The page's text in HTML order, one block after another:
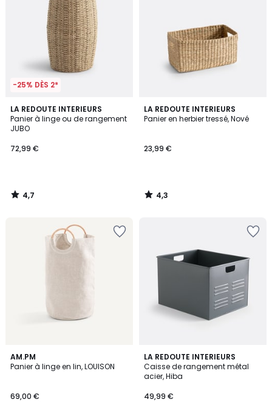
-25% DÈS 2*
LA REDOUTE INTERIEURS
Panier à linge ou de rangement
JUBO
72,99 €
4,7
/ 5
4,7
/
LA REDOUTE INTERIEURS
Panier en herbier tressé, Nové
23,99 €
4,3
/ 5
4,3
/
AM.PM
Panier à linge en lin, LOUISON
69,00 €
LA REDOUTE INTERIEURS
Caisse de rangement métal
acier, Hiba
49,99 €
4,9
/ 5